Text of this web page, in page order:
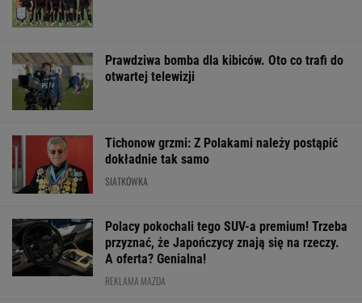
Prawdziwa bomba dla kibiców. Oto co trafi do
otwartej telewizji
Tichonow grzmi: Z Polakami należy postąpić
dokładnie tak samo
SIATKÓWKA
Polacy pokochali tego SUV-a premium! Trzeba
przyznać, że Japończycy znają się na rzeczy.
A oferta? Genialna!
REKLAMA MAZDA